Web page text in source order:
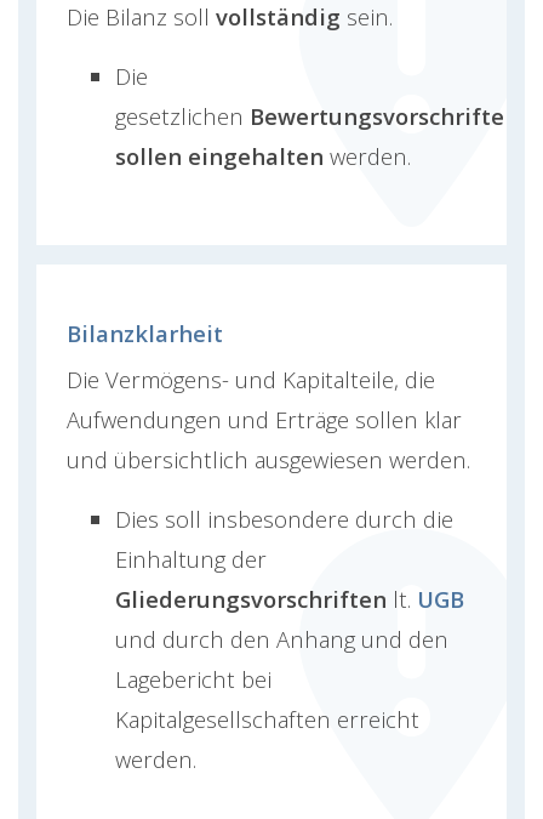
Die Bilanz soll vollständig sein.
Die
gesetzlichen Bewertungsvorschriften
sollen eingehalten werden.
Bilanzklarheit
Die Vermögens- und Kapitalteile, die
Aufwendungen und Erträge sollen klar
und übersichtlich ausgewiesen werden.
Dies soll insbesondere durch die
Einhaltung der
Gliederungsvorschriften lt. UGB
und durch den Anhang und den
Lagebericht bei
Kapitalgesellschaften erreicht
werden.